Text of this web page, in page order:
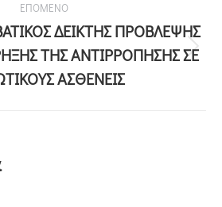
ΕΠΟΜΕΝΟ
ΔΕΙΚΤΗΣ ΠΡΟΒΛΕΨΗΣ
ΤΗΣ ΑΝΤΙΡΡΟΠΗΣΗΣ ΣΕ
ΑΣΘΕΝΕΙΣ